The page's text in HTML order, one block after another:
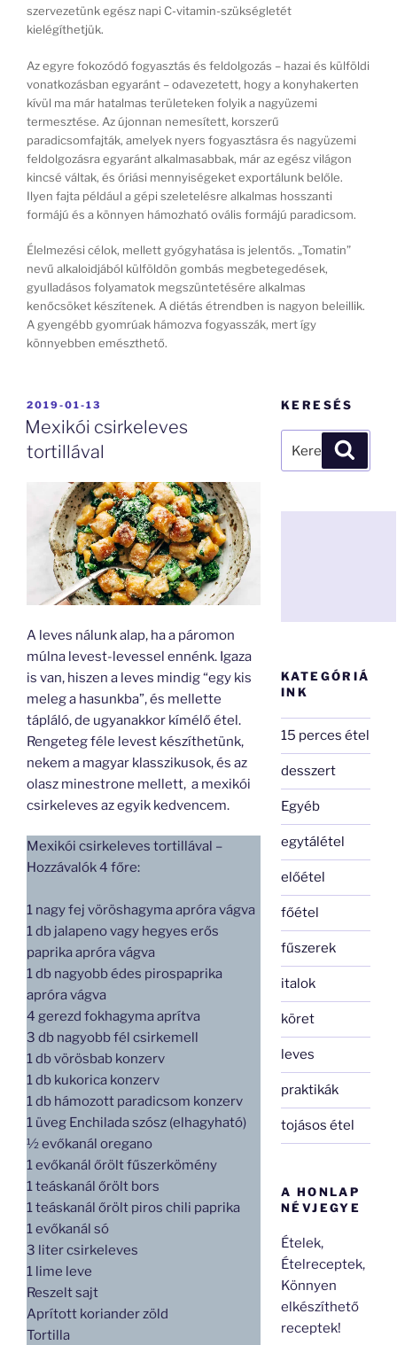
szervezetünk egész napi C-vitamin-szükségletét
kielégíthetjük.
Az egyre fokozódó fogyasztás és feldolgozás – hazai és külföldi
vonatkozásban egyaránt – odavezetett, hogy a konyhakerten
kívül ma már hatalmas területeken folyik a nagyüzemi
termesztése. Az újonnan nemesített, korszerű
paradicsomfajták, amelyek nyers fogyasztásra és nagyüzemi
feldolgozásra egyaránt alkalmasabbak, már az egész világon
kincsé váltak, és óriási mennyiségeket exportálunk belőle.
Ilyen fajta például a gépi szeletelésre alkalmas hosszanti
formájú és a könnyen hámozható ovális formájú paradicsom.
Élelmezési célok, mellett gyógyhatása is jelentős. „Tomatin”
nevű alkaloidjából külföldön gombás megbetegedések,
gyulladásos folyamatok megszüntetésére alkalmas
kenőcsöket készítenek. A diétás étrendben is nagyon beleillik.
A gyengébb gyomrúak hámozva fogyasszák, mert így
könnyebben emészthető.
BEKÜLDVE:
2019-01-13
Mexikói csirkeleves
tortillával
A leves nálunk alap, ha a páromon
múlna levest-levessel ennénk. Igaza
is van, hiszen a leves mindig “egy kis
meleg a hasunkba”, és mellette
tápláló, de ugyanakkor kímélő étel.
Rengeteg féle levest készíthetünk,
nekem a magyar klasszikusok, és az
olasz minestrone mellett, a mexikói
csirkeleves az egyik kedvencem.
Mexikói csirkeleves tortillával –
Hozzávalók 4 főre:
1 nagy fej vöröshagyma apróra vágva
1 db jalapeno vagy hegyes erős
paprika apróra vágva
1 db nagyobb édes pirospaprika
apróra vágva
4 gerezd fokhagyma aprítva
3 db nagyobb fél csirkemell
1 db vörösbab konzerv
1 db kukorica konzerv
1 db hámozott paradicsom konzerv
1 üveg Enchilada szósz (elhagyható)
½ evőkanál oregano
1 evőkanál őrölt fűszerkömény
1 teáskanál őrölt bors
1 teáskanál őrölt piros chili paprika
1 evőkanál só
3 liter csirkeleves
1 lime leve
Reszelt sajt
Aprított koriander zöld
Tortilla
KERESÉS
Keresés
KATEGÓRIÁ
INK
15 perces étel
desszert
Egyéb
egytálétel
előétel
főétel
fűszerek
italok
köret
leves
praktikák
tojásos étel
A HONLAP
NÉVJEGYE
Ételek,
Ételreceptek,
Könnyen
elkészíthető
receptek!